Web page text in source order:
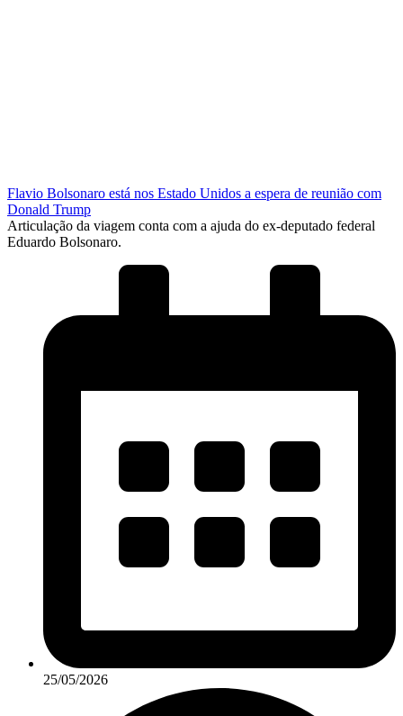
Flavio Bolsonaro está nos Estado Unidos a espera de reunião com
Donald Trump
Articulação da viagem conta com a ajuda do ex-deputado federal
Eduardo Bolsonaro.
25/05/2026